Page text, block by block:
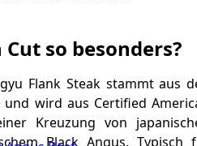
so besonders?
Flank Steak stammt aus
und wird aus Certified
Kreuzung von
Black Angus. Typisch